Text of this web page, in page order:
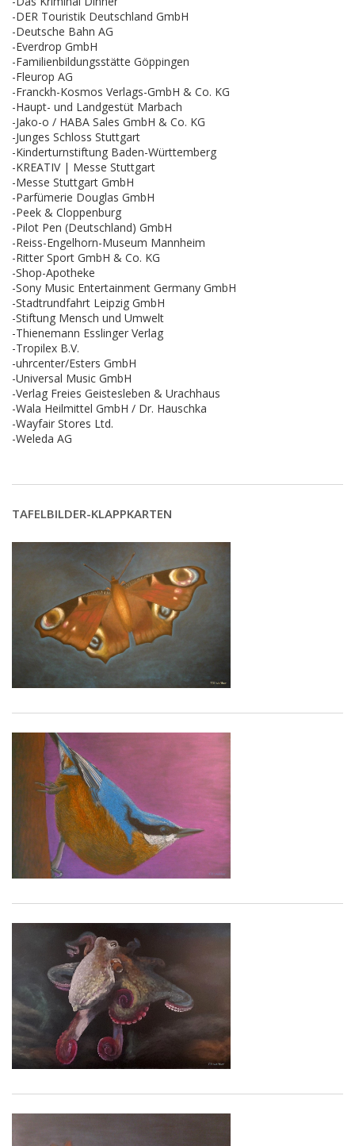
-DER Touristik Deutschland GmbH
-Deutsche Bahn AG
-Everdrop GmbH
-Familienbildungsstätte Göppingen
-Fleurop AG
-Franckh-Kosmos Verlags-GmbH & Co. KG
-Haupt- und Landgestüt Marbach
-Jako-o / HABA Sales GmbH & Co. KG
-Junges Schloss Stuttgart
-Kinderturnstiftung Baden-Württemberg
-KREATIV | Messe Stuttgart
-Messe Stuttgart GmbH
-Parfümerie Douglas GmbH
-Peek & Cloppenburg
-Pilot Pen (Deutschland) GmbH
-Reiss-Engelhorn-Museum Mannheim
-Ritter Sport GmbH & Co. KG
-Shop-Apotheke
-Sony Music Entertainment Germany GmbH
-Stadtrundfahrt Leipzig GmbH
-Stiftung Mensch und Umwelt
-Thienemann Esslinger Verlag
-Tropilex B.V.
-uhrcenter/Esters GmbH
-Universal Music GmbH
-Verlag Freies Geistesleben & Urachhaus
-Wala Heilmittel GmbH / Dr. Hauschka
-Wayfair Stores Ltd.
-Weleda AG
TAFELBILDER-KLAPPKARTEN